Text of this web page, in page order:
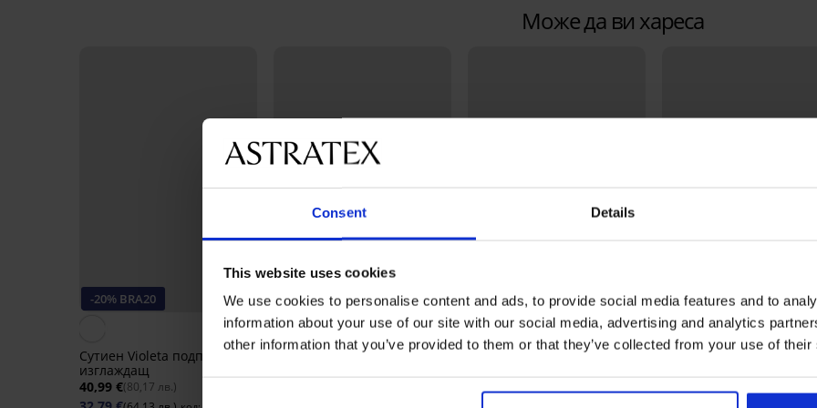
Consent Details
This website uses cookies
We use cookies to personalise content and ads, to provide social media features and to
information about your use of our site with our social media, advertising and analytics
other information that you’ve provided to them or that they’ve collected from your use of
Може да ви хареса
-20% BRA20
4,3
Сутиен Violeta подплатен
изглаждащ
40,99 €(80,17 лв.)
Bestseller
4,7
Сутиен Spacer Delicate
Bestseller
5
Сутиен Spacer 3D Lady
Grace New
Bestseller
Сутиен DIVA by IVA
40,99 €